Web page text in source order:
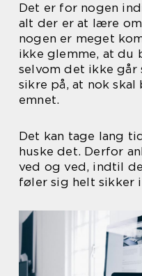
Det er for nogen
alt der er at lære
nogen er meget
ikke glemme, at du
selvom det ikke går
sikre på, at nok
emnet.
Det kan tage lang
huske det. Derfor
ved og ved, indtil
føler sig helt sikker